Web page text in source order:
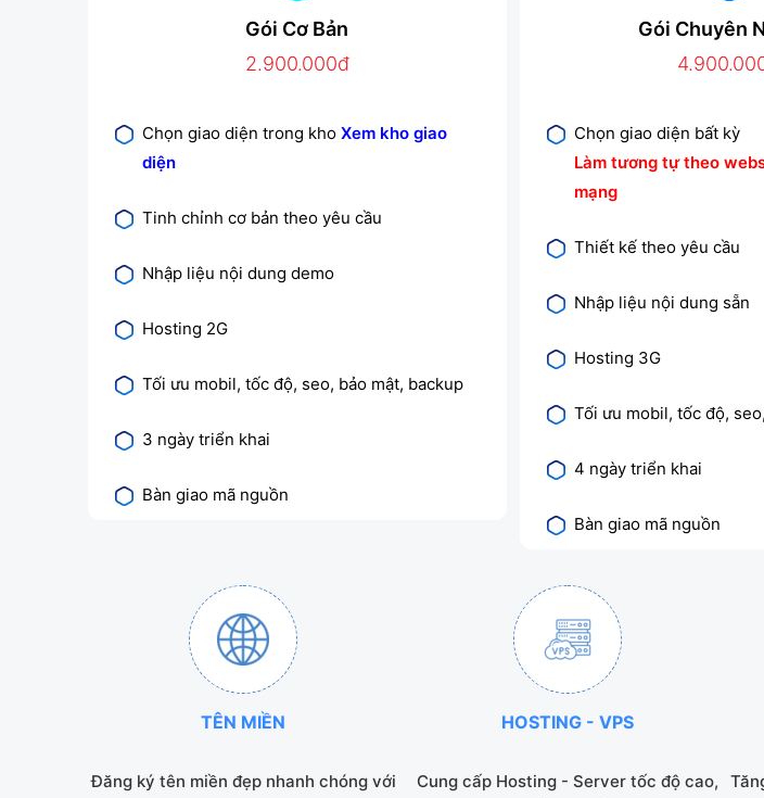
Gói Cơ Bản
2.900.000đ
Chọn giao diện trong kho Xem kho giao
diện
Tinh chỉnh cơ bản theo yêu cầu
Nhập liệu nội dung demo
Hosting 2G
Tối ưu mobil, tốc độ, seo, bảo mật, backup
3 ngày triển khai
Bàn giao mã nguồn
Gói Chuyên
Chọn giao diện bất kỳ
Làm tương tự theo
mạng
Thiết kế theo yêu cầu
Nhập liệu nội dung sẵn
Hosting 3G
Tối ưu mobil, tốc độ,
4 ngày triển khai
Bàn giao mã nguồn
TÊN MIỀN
Đăng ký tên miền đẹp nhanh chóng với
HOSTING - VPS
Cung cấp Hosting - Server tốc độ cao,